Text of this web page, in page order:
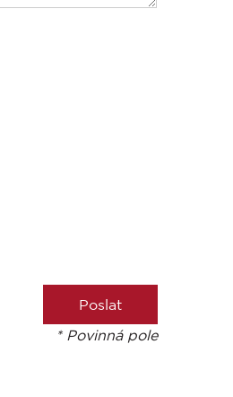
* Povinná pole